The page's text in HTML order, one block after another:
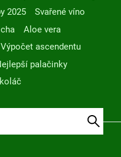
2025
Svařené víno
Aloe vera
Výpočet ascendentu
palačinky